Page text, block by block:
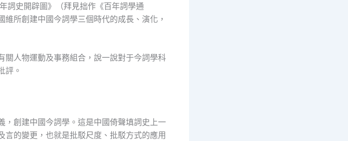
詞史開辟圖》（拜見拙作《百年詞學通
所創建中國今詞學三個時代的成長、演化，
關人物運動及事務組合，說一說對于今詞學科
評。
，創建中國今詞學。這是中國倚聲填詞史上一
的變更，也就是批駁尺度、批駁方式的應用